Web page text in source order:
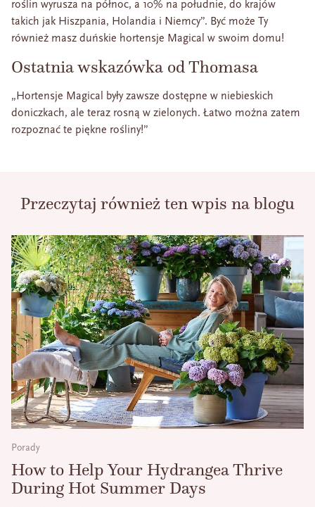
roślin wyrusza na północ, a 10% na południe, do krajów
takich jak Hiszpania, Holandia i Niemcy”. Być może Ty
również masz duńskie hortensje Magical w swoim domu!
Ostatnia wskazówka od Thomasa
„Hortensje Magical były zawsze dostępne w niebieskich
doniczkach, ale teraz rosną w zielonych. Łatwo można zatem
rozpoznać te piękne rośliny!”
Przeczytaj również ten wpis na blogu
Porady
How to Help Your Hydrangea Thrive
During Hot Summer Days